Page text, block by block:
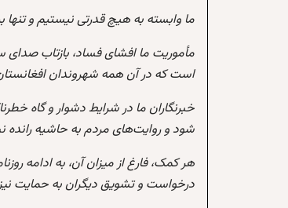
ما وابسته به هیچ قدرتی نیستیم و
مأموریت ما افشای فساد، بازتاب
است که در آن همه شهروندان افغانستان
خبرنگاران ما در شرایط دشوار و گاه
شود و روایت‌های مردم به حاشیه
هر کمک، فارغ از میزان آن، به ادامه
درخواست و تشویق دیگران به حمایت